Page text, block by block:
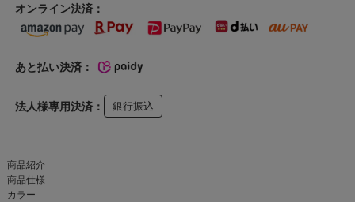
オンライン決済：
あと払い決済：
法人様専用決済： 銀行振込
商品紹介
商品仕様
カラー